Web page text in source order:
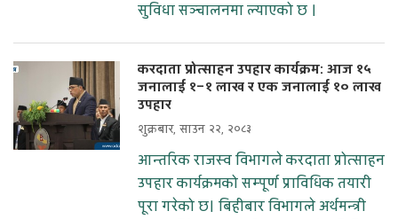
सुविधा सञ्चालनमा ल्याएको छ ।
करदाता प्रोत्साहन उपहार कार्यक्रम: आज १५
जनालाई १–१ लाख र एक जनालाई १० लाख
उपहार
शुक्रबार, साउन २२, २०८३
आन्तरिक राजस्व विभागले करदाता प्रोत्साहन
उपहार कार्यक्रमको सम्पूर्ण प्राविधिक तयारी
पूरा गरेको छ। बिहीबार विभागले अर्थमन्त्री